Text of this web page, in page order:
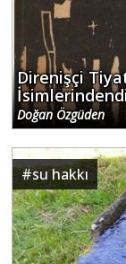
Direnişçi
Doğan Özgüden
#su hakkı